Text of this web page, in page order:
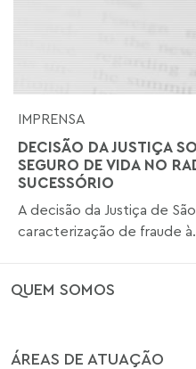
IMPRENSA
DECISÃO DA JUSTIÇA
SEGURO DE VIDA NO
SUCESSÓRIO
A decisão da Justiça de
caracterização de fraude
QUEM SOMOS
ÁREAS DE ATUAÇÃO